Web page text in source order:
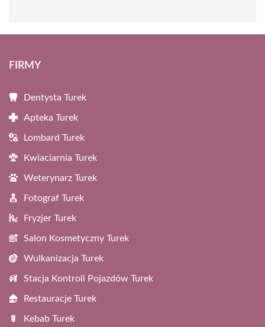
FIRMY
Dentysta Turek
Apteka Turek
Lombard Turek
Kwiaciarnia Turek
Weterynarz Turek
Fotograf Turek
Fryzjer Turek
Salon Kosmetyczny Turek
Wulkanizacja Turek
Stacja Kontroli Pojazdów Turek
Restauracje Turek
Kebab Turek